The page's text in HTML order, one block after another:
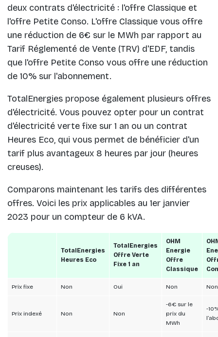
deux contrats d'électricité : l'offre Classique et
l'offre Petite Conso. L'offre Classique vous offre
une réduction de 6€ sur le MWh par rapport au
Tarif Réglementé de Vente (TRV) d'EDF, tandis
que l'offre Petite Conso vous offre une réduction
de 10% sur l'abonnement.
TotalEnergies propose également plusieurs offres
d'électricité. Vous pouvez opter pour un contrat
d'électricité verte fixe sur 1 an ou un contrat
Heures Eco, qui vous permet de bénéficier d'un
tarif plus avantageux 8 heures par jour (heures
creuses).
Comparons maintenant les tarifs des différentes
offres. Voici les prix applicables au 1er janvier
2023 pour un compteur de 6 kVA.
TotalEnergies
Heures Eco
TotalEnergies
Offre Verte
Fixe 1 an
OHM
Energie
Offre
Classique
Prix fixe Non Oui Non Non
Prix indexé Non Non
-6€ sur le
prix du
MWh
-